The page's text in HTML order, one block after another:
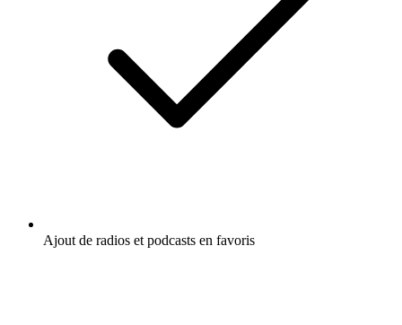
Ajout de radios et podcasts en favoris